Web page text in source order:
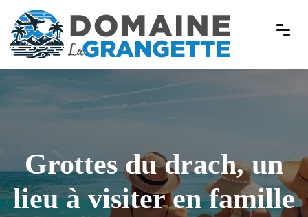
Grottes du drach, un
lieu à visiter en famille